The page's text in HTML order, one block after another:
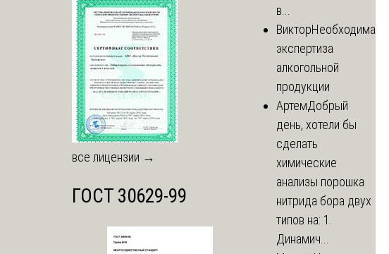
все лицензии →
ГОСТ 30629-99
в...
ВикторНеобходима
экспертиза
алкогольной
продукции
АртемДобрый
день, хотели бы
сделать
химические
анализы порошка
нитрида бора двух
типов на: 1.
Динамич...